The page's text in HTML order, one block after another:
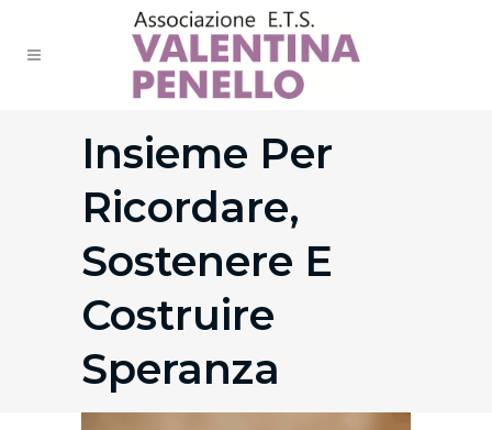
Insieme Per
Ricordare,
Sostenere E
Costruire
Speranza